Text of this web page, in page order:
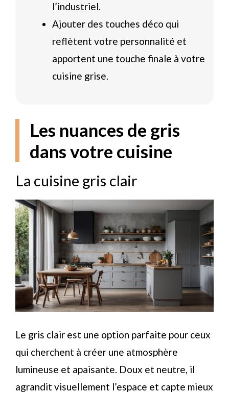
l’industriel.
Ajouter des touches déco qui
reflètent votre personnalité et
apportent une touche finale à votre
cuisine grise.
Les nuances de gris
dans votre cuisine
La cuisine gris clair
Le gris clair est une option parfaite pour ceux
qui cherchent à créer une atmosphère
lumineuse et apaisante. Doux et neutre, il
agrandit visuellement l’espace et capte mieux